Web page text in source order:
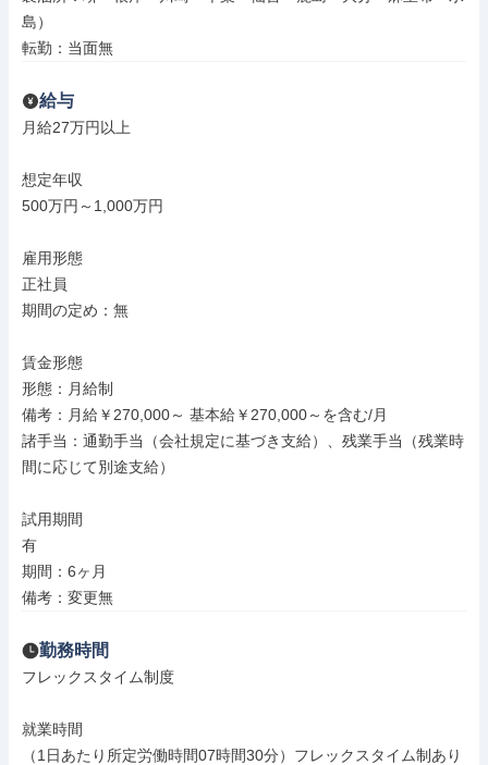
島）
転勤：当面無
給与
月給27万円以上
想定年収
500万円～1,000万円
雇用形態
正社員
期間の定め：無
賃金形態
形態：月給制
備考：月給￥270,000～ 基本給￥270,000～を含む/月
諸手当：通勤手当（会社規定に基づき支給）、残業手当（残業時
間に応じて別途支給）
試用期間
有
期間：6ヶ月
備考：変更無
勤務時間
フレックスタイム制度
就業時間
（1日あたり所定労働時間07時間30分）フレックスタイム制あり